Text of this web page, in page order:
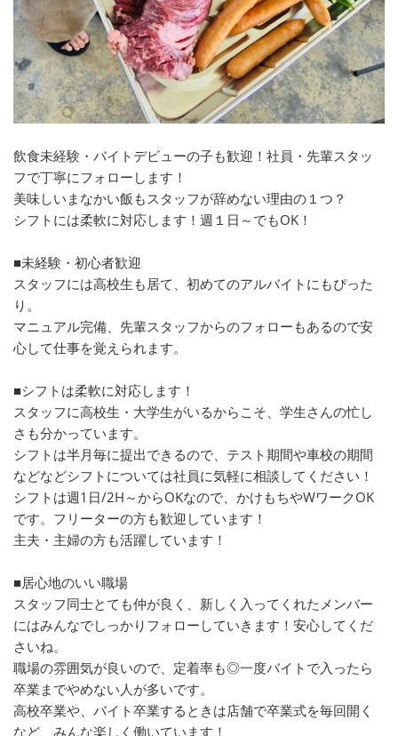
飲食未経験・バイトデビューの子も歓迎！社員・先輩スタッ
フで丁寧にフォローします！
美味しいまなかい飯もスタッフが辞めない理由の１つ？
シフトには柔軟に対応します！週１日～でもOK！
■未経験・初心者歓迎
スタッフには高校生も居て、初めてのアルバイトにもぴった
り。
マニュアル完備、先輩スタッフからのフォローもあるので安
心して仕事を覚えられます。
■シフトは柔軟に対応します！
スタッフに高校生・大学生がいるからこそ、学生さんの忙し
さも分かっています。
シフトは半月毎に提出できるので、テスト期間や車校の期間
などなどシフトについては社員に気軽に相談してください！
シフトは週1日/2H～からOKなので、かけもちやWワークOK
です。フリーターの方も歓迎しています！
主夫・主婦の方も活躍しています！
■居心地のいい職場
スタッフ同士とても仲が良く、新しく入ってくれたメンバー
にはみんなでしっかりフォローしていきます！安心してくだ
さいね。
職場の雰囲気が良いので、定着率も◎一度バイトで入ったら
卒業までやめない人が多いです。
高校卒業や、バイト卒業するときは店舗で卒業式を毎回開く
など、みんな楽しく働いています！